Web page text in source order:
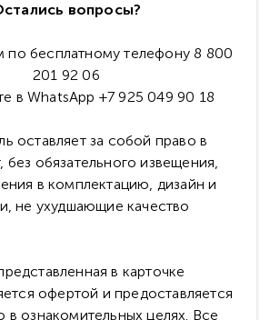
вопросы?
по бесплатному телефону 8 800
201 92 06
в WhatsApp +7 925 049 90 18
оставляет за собой право в
обязательного извещения,
в комплектацию, дизайн и
не ухудшающие качество
в карточке
офертой и предоставляется
в ознакомительных целях. Все